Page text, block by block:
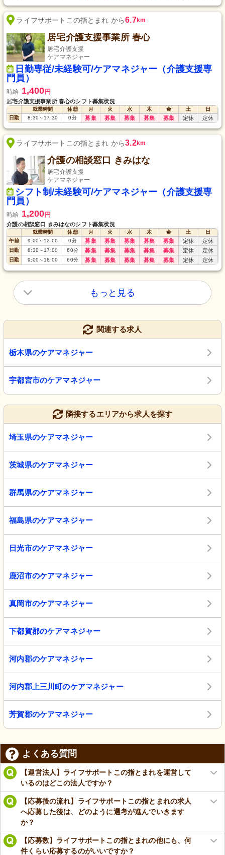
ライフサポートこの指とまれ から6.7km
居宅介護支援事業所 春心
居宅介護支援
ケアマネジャー
日勤専従/未経験可/ケアマネジャー（介護支援専
門員）
時給 1,400 円
居宅介護支援事業所 春心のシフト募集状況
就業時間 休憩 月 火 水 木 金 土
日
日勤
8:30～17:30 0分 募集 募集 募集 募集 募集 定休 定休
ライフサポートこの指とまれ から3.2km
介護の相談窓口 きみはな
居宅介護支援
ケアマネジャー
シフト制/未経験可/ケアマネジャー（介護支援専
門員）
時給 1,200 円
介護の相談窓口 きみはなのシフト募集状況
就業時間 休憩 月 火 水 木 金 土
日
午前
9:00～12:00 0分 募集 募集 募集 募集 募集 定休 定休
日勤 8:30～17:00 60分 募集 募集 募集 募集 募集 定休 定休
日勤 9:00～18:00 60分 募集 募集 募集 募集 募集 定休 定休
もっと見る
関連する求人
栃木県のケアマネジャー
宇都宮市のケアマネジャー
隣接するエリアから求人を探す
埼玉県のケアマネジャー
茨城県のケアマネジャー
群馬県のケアマネジャー
福島県のケアマネジャー
日光市のケアマネジャー
鹿沼市のケアマネジャー
真岡市のケアマネジャー
下都賀郡のケアマネジャー
河内郡のケアマネジャー
河内郡上三川町のケアマネジャー
芳賀郡のケアマネジャー
よくある質問
【運営法人】ライフサポートこの指とまれを運営して
いるのはどこの法人ですか？
【応募後の流れ】ライフサポートこの指とまれの求人
へ応募した後は、どのように選考が進んでいきます
か？
【応募数】ライフサポートこの指とまれの他にも、何
件くらい応募するのがいいですか？